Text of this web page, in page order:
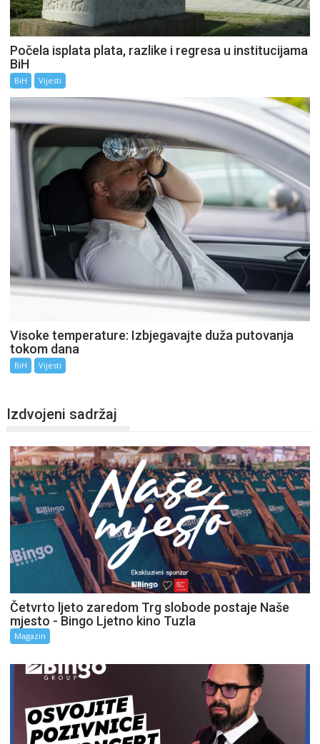
Počela isplata plata, razlike i regresa u institucijama
BiH
BiH Vijesti
Visoke temperature: Izbjegavajte duža putovanja
tokom dana
BiH Vijesti
Izdvojeni sadržaj
Četvrto ljeto zaredom Trg slobode postaje Naše
mjesto - Bingo Ljetno kino Tuzla
Magazin